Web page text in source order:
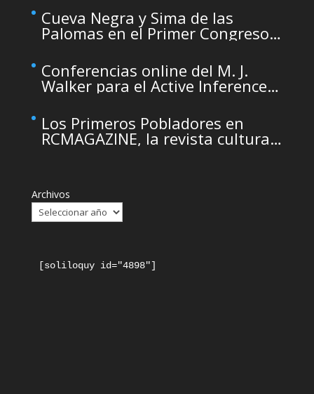
maintenance
Cueva Negra y Sima de las
Palomas en el Primer Congreso
Murcia organizado por el CDL
Conferencias online del M. J.
Walker para el Active Inference
Los Primeros Pobladores en
RCMAGAZINE, la revista cultural
Archivos
[soliloquy id="4898"]